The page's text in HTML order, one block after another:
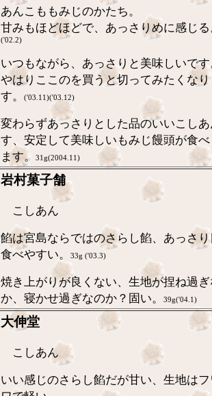
あんこももみじのかたち。
甘みもほどほどで、あっさりめに感じ
('02.2)
いつもながら、あっさりと美味しいで
やはりここのを買うと切ってみたくな
す。
('03.11)('03.12)
変わらずあっさりとした品のいいこし
す、安定して美味しいもみじ饅頭が食
ます。 31g(2004.11)
岩村菓子舗
こしあん
餡は宮島ならではのさらし餡、あっさ
食べやすい。
33g ('03.3)
焼き上がりが良くない、生地が捏ね過
か、寝かせ過ぎなのか？固い。
39g('04.1)
大伸堂
こしあん
いい感じのさらし餡だが甘い、生地は